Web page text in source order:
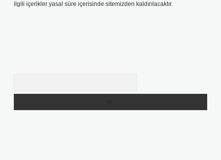
ilgili içerikler yasal süre içerisinde sitemizden kaldırılacaktır.